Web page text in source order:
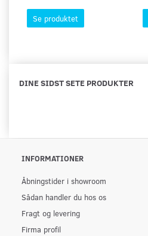
Se produktet
DINE SIDST SETE PRODUKTER
INFORMATIONER
Åbningstider i showroom
Sådan handler du hos os
Fragt og levering
Firma profil